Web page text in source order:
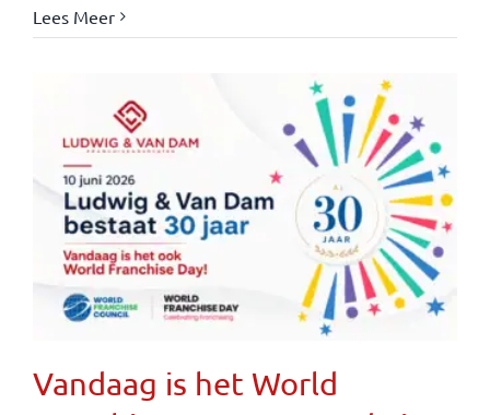
Lees Meer
Vandaag is het World